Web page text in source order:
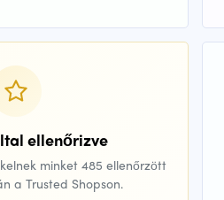
ellenőrizve
minket 485 ellenőrzött
a Trusted Shopson.